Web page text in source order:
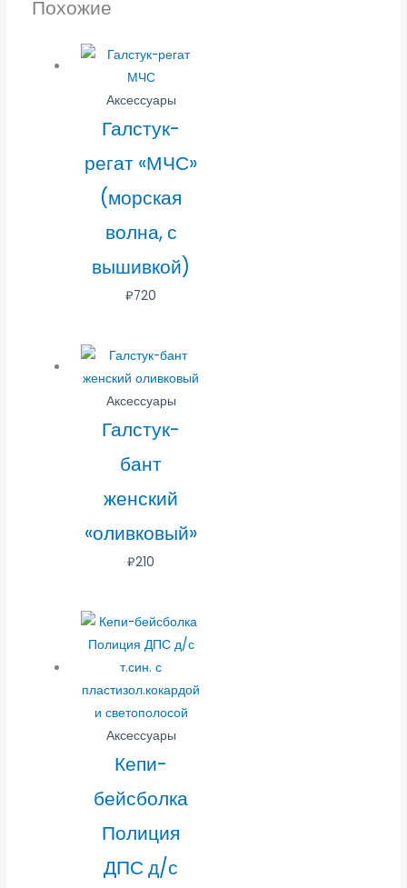
Похожие
Аксессуары
Галстук-
регат «МЧС»
(морская
волна, с
вышивкой)
₽720
Аксессуары
Галстук-
бант
женский
«оливковый»
₽210
Аксессуары
Кепи-
бейсболка
Полиция
ДПС д/с